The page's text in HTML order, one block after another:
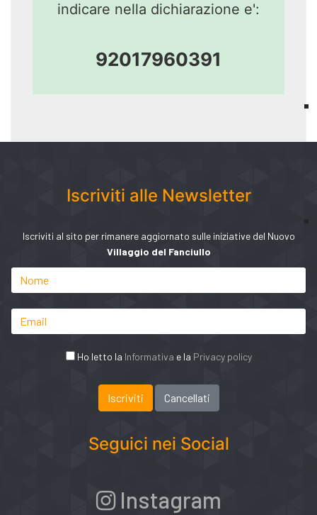
indicare nella dichiarazione e':
92017960391
Iscriviti alle Newsletter
Iscriviti al sito per rimanere aggiornato sulle iniziative del Nuovo
Villaggio del Fanciullo
Ho letto la Informativa e la Privacy policy
Seguici nei Social
Instagram